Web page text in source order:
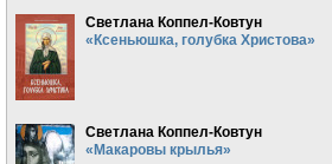
Светлана Коппел-Ковтун
«Ксеньюшка, голубка Христова»
Светлана Коппел-Ковтун
«Макаровы крылья»